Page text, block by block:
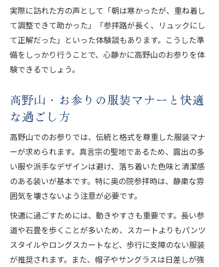
実際に訪れた方の声として「朝は寒かったが、重ね着し
て調整できて助かった」「参拝路が長く、リュックにし
て正解だった」といった体験談もあります。こうした準
備をしっかり行うことで、心静かに高野山のお参りを体
験できるでしょう。
高野山・お参りの服装マナーと快適
な過ごし方
高野山でのお参りでは、伝統と格式を尊重した服装マナ
ーが求められます。真言宗の聖地であるため、露出の多
い服や派手なデザインは避け、落ち着いた色味と清潔感
のある装いが基本です。特に奥の院参拝時は、静粛な雰
囲気を壊さないよう注意が必要です。
快適に過ごすためには、動きやすさも重要です。長い参
道や石畳を歩くことが多いため、スカートよりもパンツ
スタイルやロングスカートなど、歩行に支障のない服装
が推奨されます。また、帽子やサングラスは日差しが強